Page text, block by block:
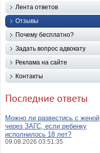
Лента ответов
Отзывы
Почему бесплатно?
Задать вопрос адвокату
Реклама на сайте
Контакты
Последние ответы
Можно ли развестись с женой
через ЗАГС, если ребенку
исполнилось 18 лет?
09.08.2026 03:51:35